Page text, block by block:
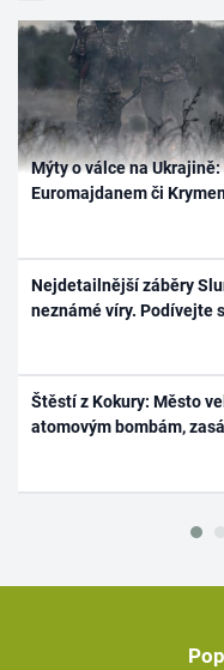
Mýty o válce na
Euromajdanem či
Nejdetailnější záběry
neznámé víry. Podívejte
Štěstí z Kokury: Město
atomovým bombám,